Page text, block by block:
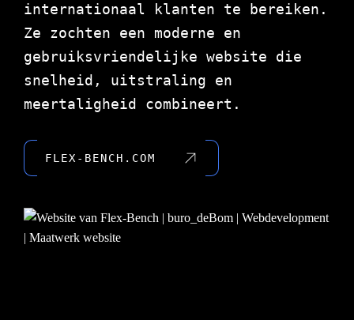
internationaal klanten te bereiken.
Ze zochten een moderne en
gebruiksvriendelijke website die
snelheid, uitstraling en
meertaligheid combineert.
FLEX-BENCH.COM